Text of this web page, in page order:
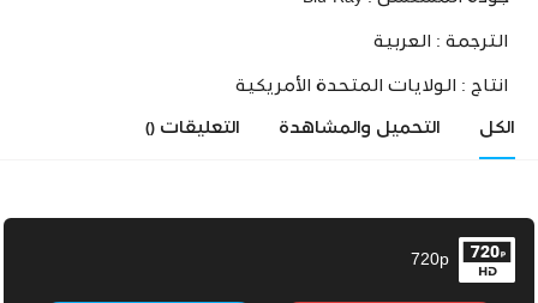
الترجمة : العربية
انتاج : الولايات المتحدة الأمريكية
الكل التحميل والمشاهدة التعليقات ()
720p